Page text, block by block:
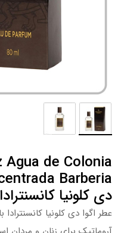
Agua de Colonia
دی کلونیا کانسنترادا
عطر اگوا دی کلونیا کانسنترادا